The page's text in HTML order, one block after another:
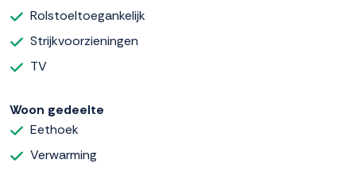
Rolstoeltoegankelijk
Strijkvoorzieningen
TV
Woon gedeelte
Eethoek
Verwarming